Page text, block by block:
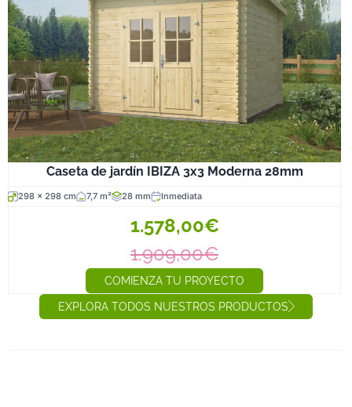
Caseta de jardín IBIZA 3x3 Moderna 28mm
298 x 298 cm 7,7 m² 28 mm Inmediata
1.578,00€
1.909,00€
COMIENZA TU PROYECTO
EXPLORA TODOS NUESTROS PRODUCTOS